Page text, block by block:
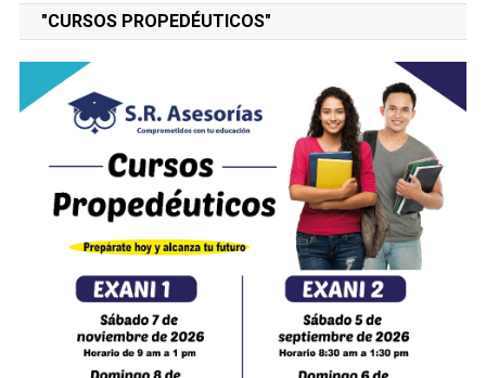
"CURSOS PROPEDÉUTICOS"